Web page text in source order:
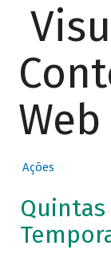
Web
Ações
Quintas